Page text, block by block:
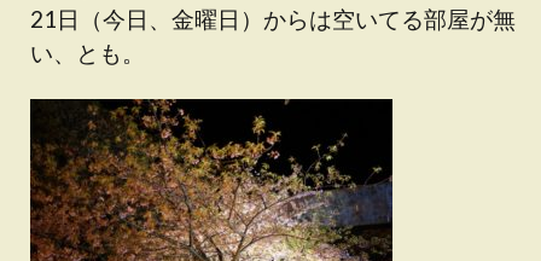
21日（今日、金曜日）からは空いてる部屋が無
い、とも。